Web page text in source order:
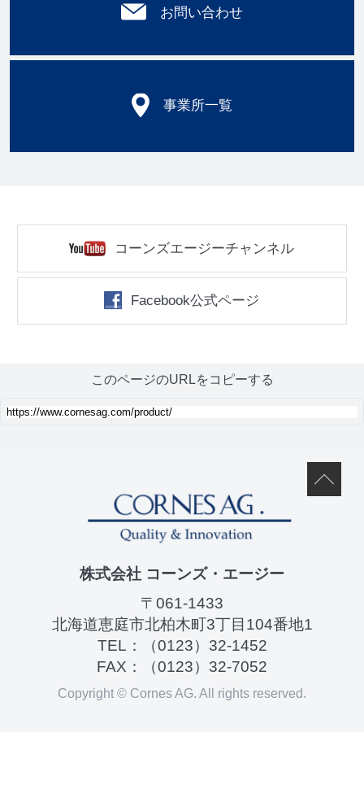
お問い合わせ
事業所一覧
コーンズエージーチャンネル
Facebook公式ページ
このページのURLをコピーする
株式会社 コーンズ・エージー
〒061-1433
北海道恵庭市北柏木町3丁目104番地1
TEL：
（0123）32-1452
FAX：（0123）32-7052
Copyright © Cornes AG. All rights reserved.